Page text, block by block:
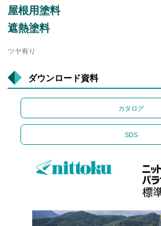
屋根用塗料
遮熱塗料
ツヤ有り
ダウンロード資料
カタログ
SDS